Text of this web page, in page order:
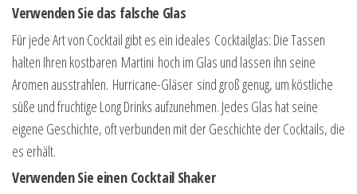
Verwenden Sie das falsche Glas
Für jede Art von Cocktail gibt es ein ideales Cocktailglas: Die Tassen
halten Ihren kostbaren Martini hoch im Glas und lassen ihn seine
Aromen ausstrahlen. Hurricane-Gläser sind groß genug, um köstliche
süße und fruchtige Long Drinks aufzunehmen. Jedes Glas hat seine
eigene Geschichte, oft verbunden mit der Geschichte der Cocktails, die
es erhält.
Verwenden Sie einen Cocktail Shaker